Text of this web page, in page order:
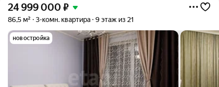
24 999 000 ₽
86,5 м² 3-комн. квартира 9 этаж из 21
новостройка